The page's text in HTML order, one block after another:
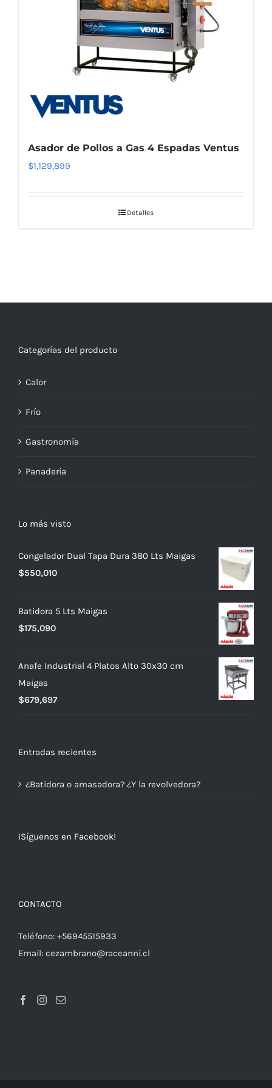
Asador de Pollos a Gas 4 Espadas Ventus
$1,129,899
Detalles
Categorías del producto
Calor
Frío
Gastronomía
Panadería
Lo más visto
Congelador Dual Tapa Dura 380 Lts Maigas
$550,010
Batidora 5 Lts Maigas
$175,090
Anafe Industrial 4 Platos Alto 30x30 cm
Maigas
$679,697
Entradas recientes
¿Batidora o amasadora? ¿Y la revolvedora?
¡Síguenos en Facebook!
CONTACTO
Teléfono: +56945515933
Email: cezambrano@raceanni.cl